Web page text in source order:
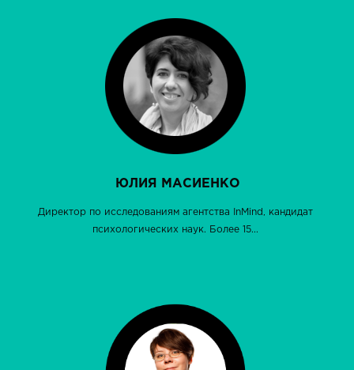
​ ЮЛИЯ МАСИЕНКО
​Директор по исследованиям агентства InMind, кандидат
психологических наук. Более 15...